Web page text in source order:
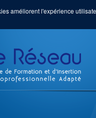
améliorent l'expérience